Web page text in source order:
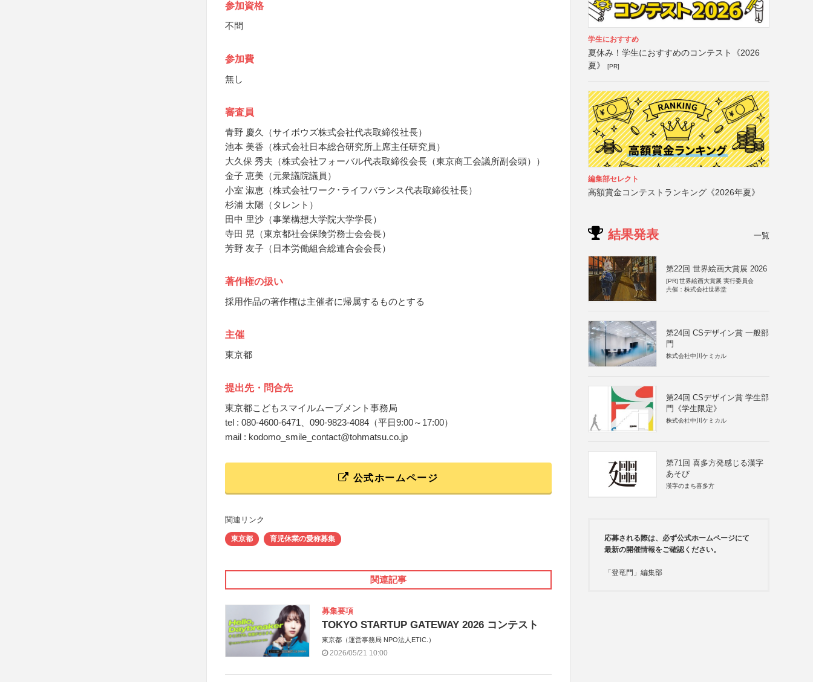
参加資格
不問
参加費
無し
審査員
青野 慶久（サイボウズ株式会社代表取締役社長）
池本 美香（株式会社日本総合研究所上席主任研究員）
大久保 秀夫（株式会社フォーバル代表取締役会長（東京商工会議所副会頭））
金子 恵美（元衆議院議員）
小室 淑恵（株式会社ワーク･ライフバランス代表取締役社長）
杉浦 太陽（タレント）
田中 里沙（事業構想大学院大学学長）
寺田 晃（東京都社会保険労務士会会長）
芳野 友子（日本労働組合総連合会会長）
著作権の扱い
採用作品の著作権は主催者に帰属するものとする
主催
東京都
提出先・問合先
東京都こどもスマイルムーブメント事務局
tel : 080-4600-6471、090-9823-4084（平日9:00～17:00）
mail : kodomo_smile_contact@tohmatsu.co.jp
公式ホームページ
関連リンク
東京都 育児休業の愛称募集
関連記事
募集要項
TOKYO STARTUP GATEWAY 2026 コンテスト
東京都（運営事務局 NPO法人ETIC.）
2026/05/21 10:00
学生におすすめ
夏休み！学生におすすめのコンテスト《2026
夏》
[PR]
編集部セレクト
高額賞金コンテストランキング《2026年夏》
結果発表 一覧
第22回 世界絵画大賞展 2026
[PR] 世界絵画大賞展 実行委員会
共催：株式会社世界堂
第24回 CSデザイン賞 一般部
門
株式会社中川ケミカル
第24回 CSデザイン賞 学生部
門《学生限定》
株式会社中川ケミカル
第71回 喜多方発感じる漢字
あそび
漢字のまち喜多方
応募される際は、必ず公式ホームページにて
最新の開催情報をご確認ください。
「登竜門」編集部